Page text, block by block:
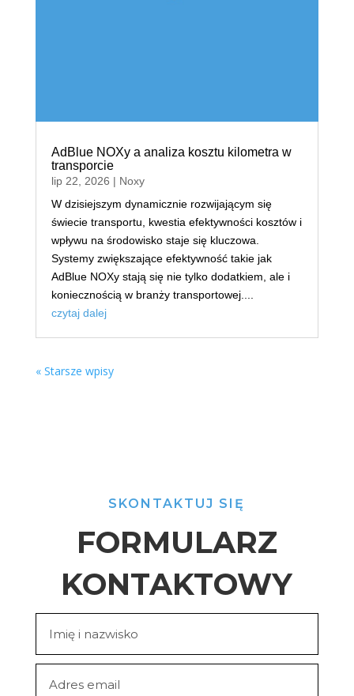
AdBlue NOXy a analiza kosztu kilometra w
transporcie
lip 22, 2026 | Noxy
W dzisiejszym dynamicznie rozwijającym się
świecie transportu, kwestia efektywności kosztów i
wpływu na środowisko staje się kluczowa.
Systemy zwiększające efektywność takie jak
AdBlue NOXy stają się nie tylko dodatkiem, ale i
koniecznością w branży transportowej....
czytaj dalej
« Starsze wpisy
SKONTAKTUJ SIĘ
FORMULARZ
KONTAKTOWY